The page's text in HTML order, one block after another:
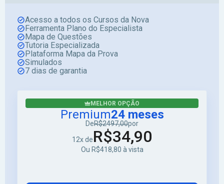
Acesso a todos os Cursos da Nova
Ferramenta Plano do Especialista
Mapa de Questões
Tutoria Especializada
Plataforma Mapa da Prova
Simulados
7 dias de garantia
MELHOR OPÇÃO
Premium24 meses
DeR$2497,00por
12x deR$34,90
Ou R$418,80 à vista